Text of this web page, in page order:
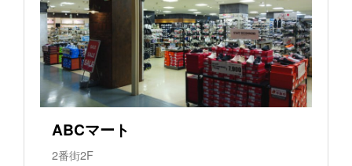
ABCマート
2番街2F